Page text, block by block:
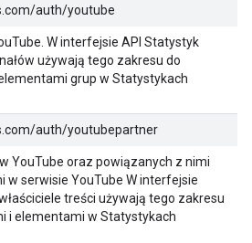
auth/youtube
W interfejsie API Statystyk
używają tego zakresu do
grup w Statystykach
auth/youtubepartner
YouTube oraz powiązanych z nimi
w serwisie YouTube W interfejsie
treści używają tego zakresu
i elementami w Statystykach